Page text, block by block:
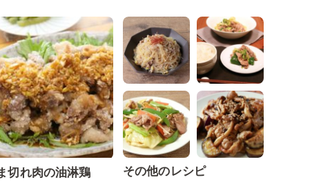
切れ肉の油淋鶏
その他のレシピ